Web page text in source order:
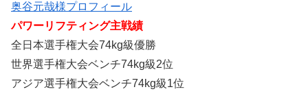
奥谷元哉様プロフィール
パワーリフティング主戦績
全日本選手権大会74kg級優勝
世界選手権大会ベンチ74kg級2位
アジア選手権大会ベンチ74kg級1位